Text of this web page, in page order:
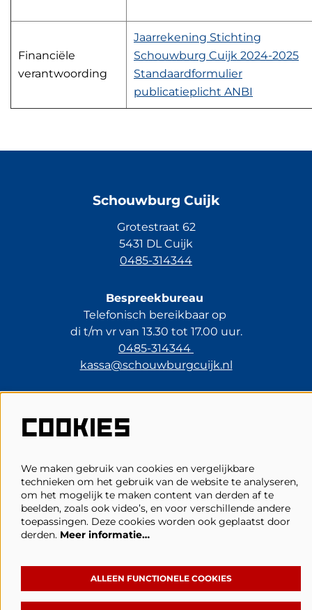
Financiële
verantwoording
Jaarrekening Stichting
Schouwburg Cuijk 2024-2025
Standaardformulier
publicatieplicht ANBI
Schouwburg Cuijk
Grotestraat 62
5431 DL Cuijk
0485-314344
Bespreekbureau
Telefonisch bereikbaar op
di t/m vr van 13.30 tot 17.00 uur.
0485-314344
kassa@schouwburgcuijk.nl
Veelgestelde vragen
Zaalplattegronden
Toegankelijkheid
ANBI
COOKIES
We maken gebruik van cookies en vergelijkbare
technieken om het gebruik van de website te analyseren,
om het mogelijk te maken content van derden af te
beelden, zoals ook video’s, en voor verschillende andere
toepassingen. Deze cookies worden ook geplaatst door
derden. Meer informatie…
ALLEEN FUNCTIONELE COOKIES